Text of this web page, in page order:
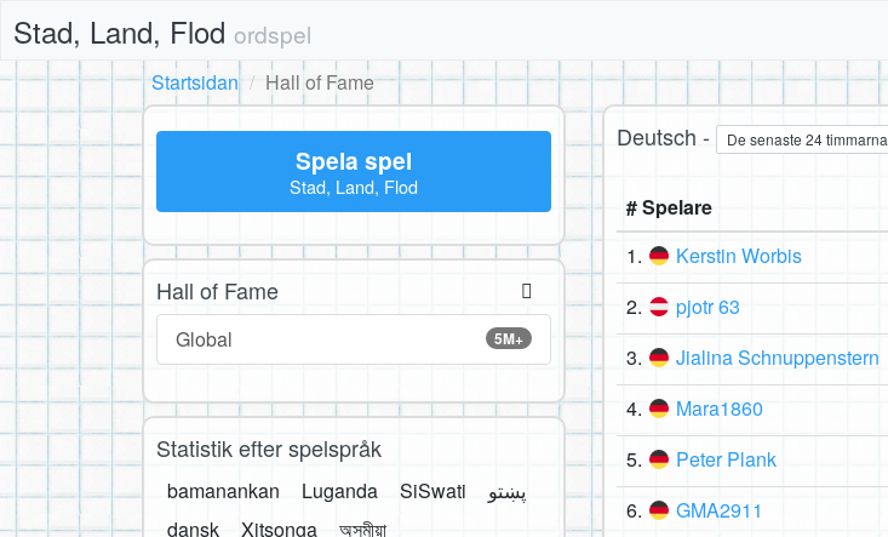
Stad, Land, Flod ordspel
Startsidan
Hall of Fame
Deutsch - De senaste 24 timmarna
# Spelare
1.
Kerstin Worbis
2. pjotr 63
3. Jialina Schnuppenstern
4. Mara1860
5. Peter Plank
6. GMA2911
Spela spel
Stad, Land, Flod
Hall of Fame
5M+
Global
Statistik efter spelspråk
bamanankan Luganda SiSwati
پښتو
dansk
Xitsonga
অসমীয়া